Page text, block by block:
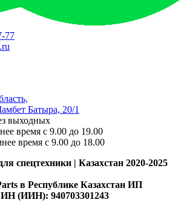
77
Батыра, 20/1
выходных
время с 9.00 до 19.00
время с 9.00 до 18.00
спецтехники | Казахстан 2020-2025
в Республике Казахстан ИП
(ИИН): 940703301243